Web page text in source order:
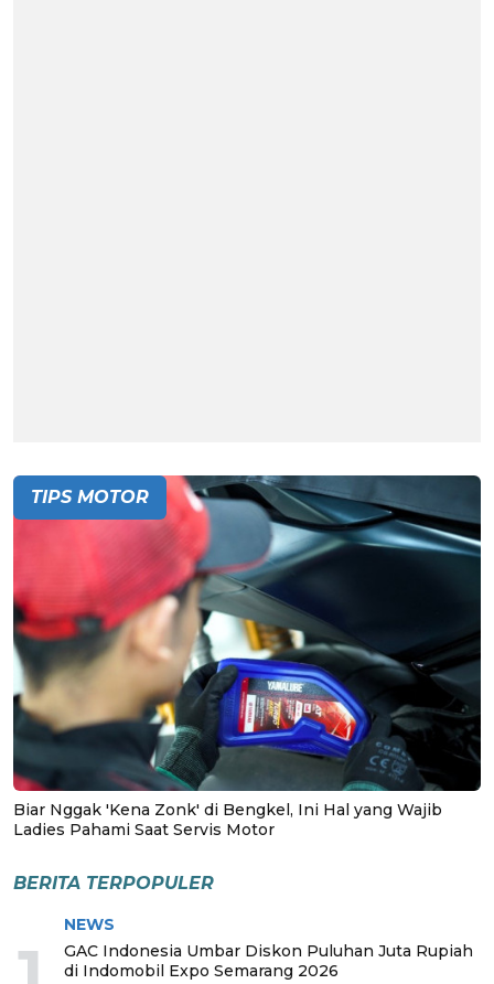
TIPS MOTOR
Biar Nggak 'Kena Zonk' di Bengkel, Ini Hal yang Wajib
Ladies Pahami Saat Servis Motor
BERITA TERPOPULER
NEWS
GAC Indonesia Umbar Diskon Puluhan Juta Rupiah
di Indomobil Expo Semarang 2026